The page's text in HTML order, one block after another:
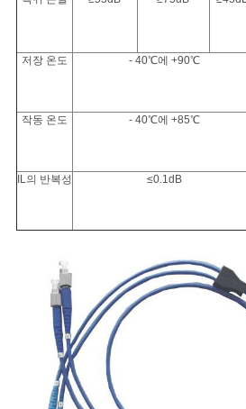
저장 온도 - 40℃에 +90℃
작동 온도 - 40℃에 +85℃
IL의 반복성 ≤0.1dB